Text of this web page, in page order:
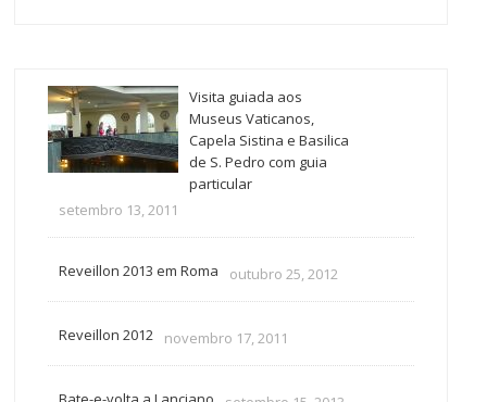
Visita guiada aos
Museus Vaticanos,
Capela Sistina e Basilica
de S. Pedro com guia
particular
setembro 13, 2011
Reveillon 2013 em Roma outubro 25, 2012
Reveillon 2012 novembro 17, 2011